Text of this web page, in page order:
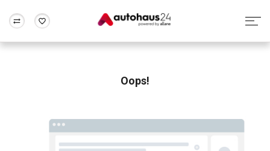
Rund um die Inzahlungnahme
Oops!